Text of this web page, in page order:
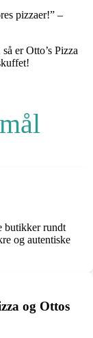
pizzaer!” –
er Otto’s Pizza
butikker rundt
og autentiske
og Ottos